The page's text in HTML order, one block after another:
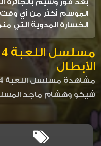
الموسم أكثر من أي
الخسارة المدوية التي
مسلسل اللعبة 4 الحلقة 19
الأبطال
شيكو وهشام ماجد